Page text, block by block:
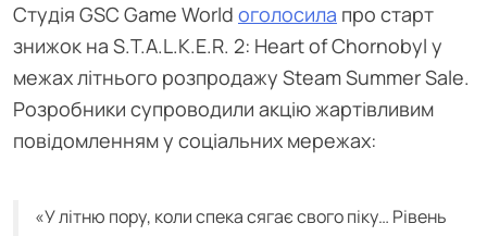
Студія GSC Game World оголосила про старт
знижок на S.T.A.L.K.E.R. 2: Heart of Chornobyl у
межах літнього розпродажу Steam Summer Sale.
Розробники супроводили акцію жартівливим
повідомленням у соціальних мережах:
«У літню пору, коли спека сягає свого піку… Рівень